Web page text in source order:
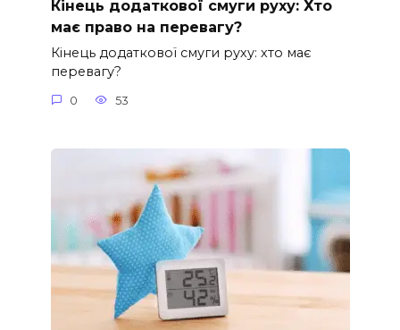
Кінець додаткової смуги руху: Хто
має право на перевагу?
Кінець додаткової смуги руху: хто має
перевагу?
0 53